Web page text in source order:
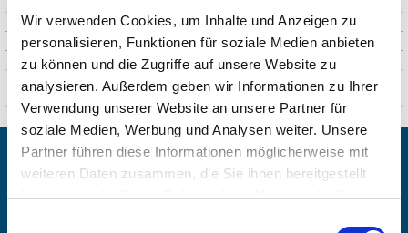
Wir verwenden Cookies, um Inhalte und Anzeigen zu
personalisieren, Funktionen für soziale Medien anbieten
zu können und die Zugriffe auf unsere Website zu
analysieren. Außerdem geben wir Informationen zu Ihrer
Verwendung unserer Website an unsere Partner für
soziale Medien, Werbung und Analysen weiter. Unsere
Partner führen diese Informationen möglicherweise mit
weiteren Daten zusammen, die Sie ihnen bereitgestellt
haben oder die Sie im Rahmen Ihrer Nutzung der Dienste
Gmund am Tegernsee ist ein malerischer Ort in Oberbayern,
umgeben von den Alpen und dem Tegernsee. Der idyllische Ort bietet
zahlreiche Freizeitmöglichkeiten, traditionsreiche Architektur und
eine wunderschöne Natur.